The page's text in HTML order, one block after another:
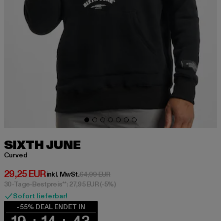
SIXTH JUNE
Curved
29,25 EUR
Derzeitiger Preis: 29,25 EUR
inkl. MwSt.64,99 EURAktionspreis: 64,99 EUR
30-Tage-Bestpreis**: 27,95 EUR(-5%)
Sofort lieferbar!
-55% DEAL ENDET IN